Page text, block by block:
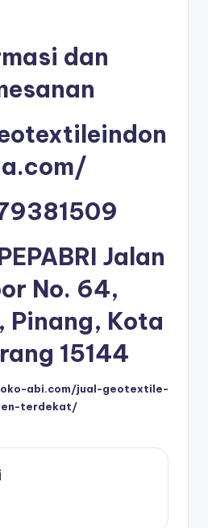
dan
Jalan
No. 64,
Pinang, Kota
15144
abi.com/jual-geotextile-
terdekat/